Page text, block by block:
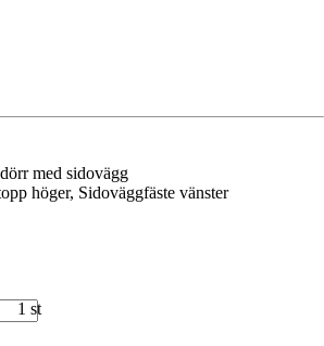
med sidovägg
höger, Sidoväggfäste vänster
1 st